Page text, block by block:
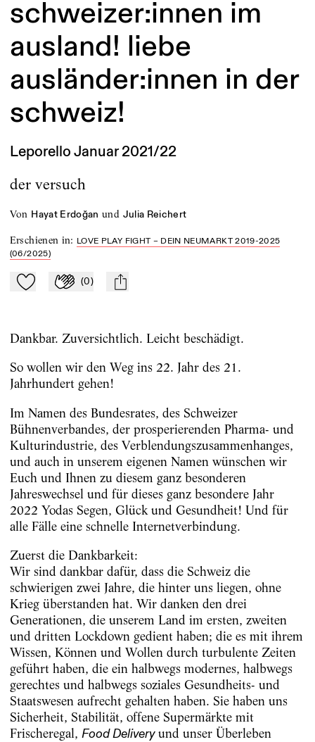
schweizer:innen im
ausland! liebe
ausländer:innen in der
schweiz!
Leporello Januar 2021/22
der versuch
von Hayat Erdoğan und Julia Reichert
Erschienen in: LOVE PLAY FIGHT – DEIN NEUMARKT 2019-2025
(06/2025)
Zu Mein-TdZ hinzufügen
Applaudieren
(0) mail
Dankbar. Zuversichtlich. Leicht beschädigt.
So wollen wir den Weg ins 22. Jahr des 21.
Jahrhundert gehen!
Im Namen des Bundesrates, des Schweizer
Bühnenverbandes, der prosperierenden Pharma- und
Kulturindustrie, des Verblendungszusammenhanges,
und auch in unserem eigenen Namen wünschen wir
Euch und Ihnen zu diesem ganz besonderen
Jahreswechsel und für dieses ganz besondere Jahr
2022 Yodas Segen, Glück und Gesundheit! Und für
alle Fälle eine schnelle Internetverbindung.
Zuerst die Dankbarkeit:
Wir sind dankbar dafür, dass die Schweiz die
schwierigen zwei Jahre, die hinter uns liegen, ohne
Krieg überstanden hat. Wir danken den drei
Generationen, die unserem Land im ersten, zweiten
und dritten Lockdown gedient haben; die es mit ihrem
Wissen, Können und Wollen durch turbulente Zeiten
geführt haben, die ein halbwegs modernes, halbwegs
gerechtes und halbwegs soziales Gesundheits- und
Staatswesen aufrecht gehalten haben. Sie haben uns
Sicherheit, Stabilität, offene Supermärkte mit
Frischeregal, Food Deliveryund unser Überleben